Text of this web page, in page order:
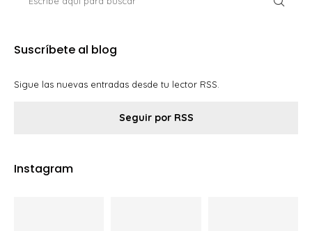
Suscríbete al blog
Sigue las nuevas entradas desde tu lector RSS.
Seguir por RSS
Instagram